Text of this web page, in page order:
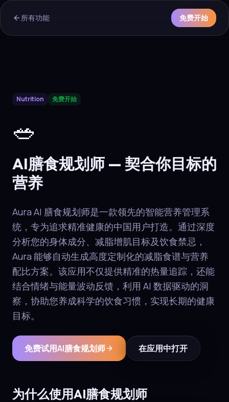
所有功能 免费开始
AuraAI膳食规划师
Nutrition 免费开始
🥗
AI膳食规划师 — 契合你目标的
营养
Aura AI 膳食规划师是一款领先的智能营养管理系
统，专为追求精准健康的中国用户打造。通过深度
分析您的身体成分、减脂增肌目标及饮食禁忌，
Aura 能够自动生成高度定制化的减脂食谱与营养
配比方案。该应用不仅提供精准的热量追踪，还能
结合情绪与能量波动反馈，利用 AI 数据驱动的洞
察，协助您养成科学的饮食习惯，实现长期的健康
目标。
免费试用AI膳食规划师 在应用中打开
为什么使用AI膳食规划师